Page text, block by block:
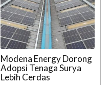
Modena Energy Dorong
Adopsi Tenaga Surya
Lebih Cerdas